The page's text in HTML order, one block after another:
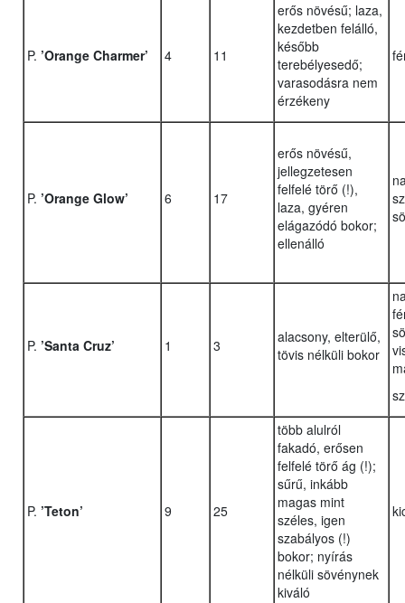
P. ’Orange Charmer’ 4 11
erős növésű; laza,
kezdetben felálló,
később
terebélyesedő;
varasodásra nem
érzékeny
P. ’Orange Glow’ 6 17
erős növésű,
jellegzetesen
felfelé törő (!),
laza, gyéren
elágazódó bokor;
ellenálló
P. ’Santa Cruz’ 1 3
alacsony, elterülő,
tövis nélküli bokor
P. ’Teton’ 9 25
több alulról
fakadó, erősen
felfelé törő ág (!);
sűrű, inkább
magas mint
széles, igen
szabályos (!)
bokor; nyírás
nélküli sövénynek
kiváló